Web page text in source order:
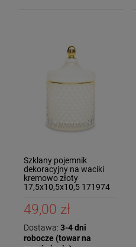
Szklany pojemnik
dekoracyjny na waciki
kremowo złoty
17,5x10,5x10,5 171974
49,00 zł
Dostawa: 3-4 dni
robocze (towar na